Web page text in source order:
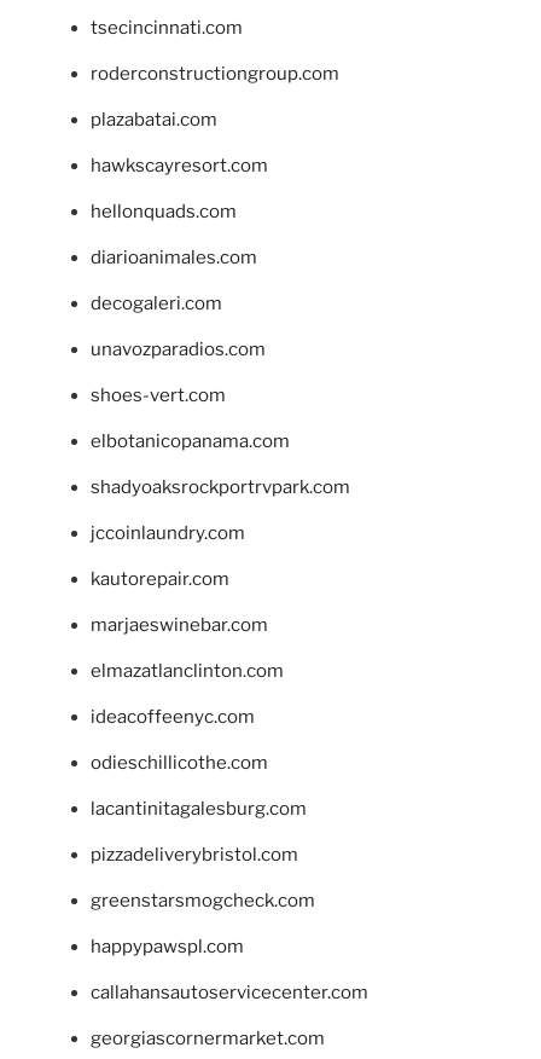
tsecincinnati.com
roderconstructiongroup.com
plazabatai.com
hawkscayresort.com
hellonquads.com
diarioanimales.com
decogaleri.com
unavozparadios.com
shoes-vert.com
elbotanicopanama.com
shadyoaksrockportrvpark.com
jccoinlaundry.com
kautorepair.com
marjaeswinebar.com
elmazatlanclinton.com
ideacoffeenyc.com
odieschillicothe.com
lacantinitagalesburg.com
pizzadeliverybristol.com
greenstarsmogcheck.com
happypawspl.com
callahansautoservicecenter.com
georgiascornermarket.com